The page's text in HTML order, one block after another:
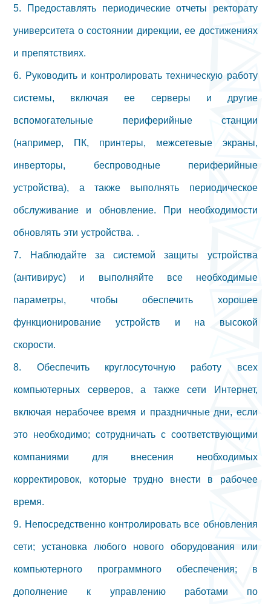
5. Предоставлять периодические отчеты ректорату
университета о состоянии дирекции, ее достижениях
и препятствиях.
6. Руководить и контролировать техническую работу
системы, включая ее серверы и другие
вспомогательные периферийные станции
(например, ПК, принтеры, межсетевые экраны,
инверторы, беспроводные периферийные
устройства), а также выполнять периодическое
обслуживание и обновление. При необходимости
обновлять эти устройства. .
7. Наблюдайте за системой защиты устройства
(антивирус) и выполняйте все необходимые
параметры, чтобы обеспечить хорошее
функционирование устройств и на высокой
скорости.
8. Обеспечить круглосуточную работу всех
компьютерных серверов, а также сети Интернет,
включая нерабочее время и праздничные дни, если
это необходимо; сотрудничать с соответствующими
компаниями для внесения необходимых
корректировок, которые трудно внести в рабочее
время.
9. Непосредственно контролировать все обновления
сети; установка любого нового оборудования или
компьютерного программного обеспечения; в
дополнение к управлению работами по